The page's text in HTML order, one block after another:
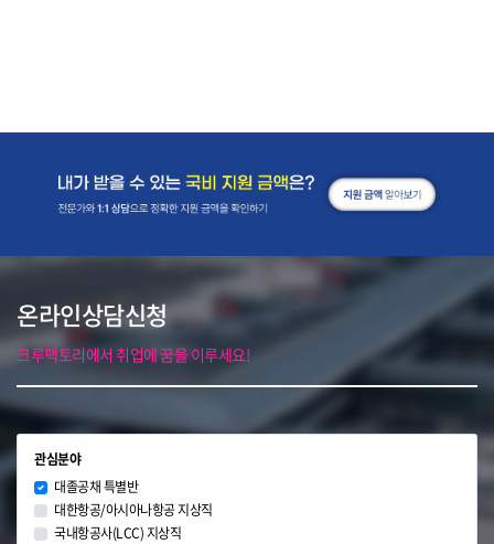
온라인상담신청
크루팩토리에서 취업에 꿈을 이루세요!
관심분야
대졸공채 특별반
대한항공/아시아나항공 지상직
국내항공사(LCC) 지상직